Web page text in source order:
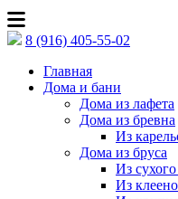
8 (916) 405-55-02
Главная
Дома и бани
Дома из лафета
Дома из бревна
Из
Дома из бруса
Из
Из